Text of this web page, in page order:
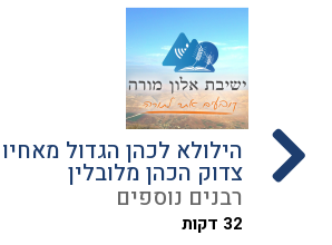
הילולא לכהן הגדול
צדוק הכהן מלובלין
רבנים נוספים
32 דקות